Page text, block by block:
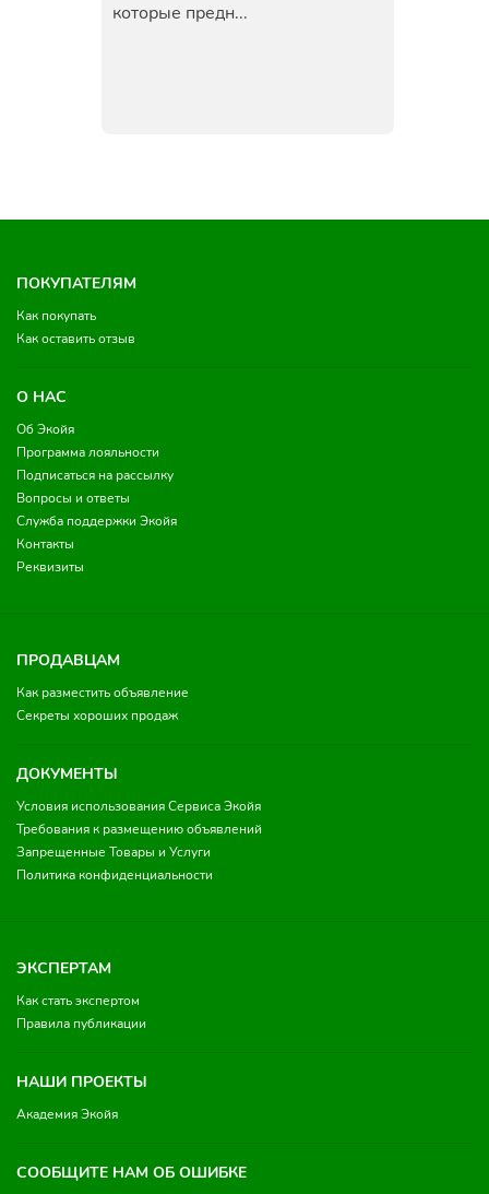
которые предн...
ПОКУПАТЕЛЯМ
Как покупать
Как оставить отзыв
О НАС
Об Экойя
Программа лояльности
Подписаться на рассылку
Вопросы и ответы
Служба поддержки Экойя
Контакты
Реквизиты
ПРОДАВЦАМ
Как разместить объявление
Секреты хороших продаж
ДОКУМЕНТЫ
Условия использования Сервиса Экойя
Требования к размещению объявлений
Запрещенные Товары и Услуги
Политика конфиденциальности
ЭКСПЕРТАМ
Как стать экспертом
Правила публикации
НАШИ ПРОЕКТЫ
Академия Экойя
СООБЩИТЕ НАМ ОБ ОШИБКЕ